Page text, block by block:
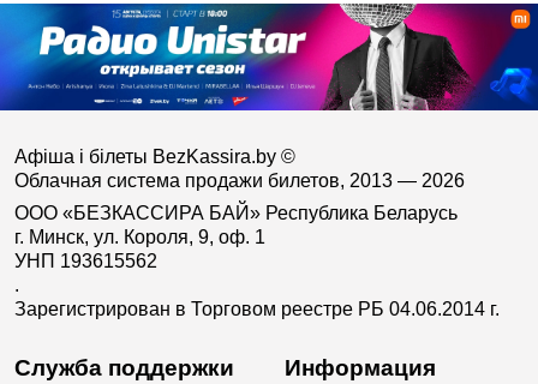
Афіша і білеты BezKassira.by ©
Облачная система продажи билетов, 2013 — 2026
ООО «БЕЗКАССИРА БАЙ» Республика Беларусь
г. Минск, ул. Короля, 9, оф. 1
УНП 193615562
.
Зарегистрирован в Торговом реестре РБ 04.06.2014 г.
Служба поддержки Информация